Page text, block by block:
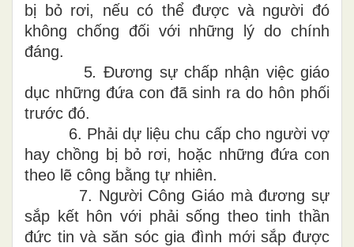
bị bỏ rơi, nếu có thể được và người đó
không chống đối với những lý do chính
đáng.
5.Đương sựchấp nhận việcgiáo
dục những đứa con đã sinh ra do hôn phối
trước đó.
6. Phải dự liệu chu cấpchongườivợ
haychồng bị bỏ rơi, hoặc những đứa con
theo lẽ công bằng tự nhiên.
7. Người Công Giáo mà đương sự
sắp kết hôn với phảisống theotinh thần
đức tin và săn sóc giađình mới sắpđược